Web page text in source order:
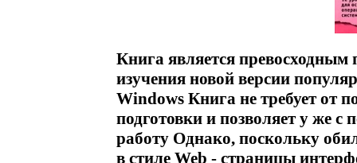
Книга является превосходным
изучения новой версии
Windows Книга не требует от
подготовки и позволяет у же с
работу Однако, поскольку
в стиле Web - страницы